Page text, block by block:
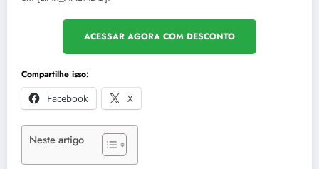
ACESSAR AGORA COM DESCONTO
Compartilhe isso:
Facebook
X
Neste artigo